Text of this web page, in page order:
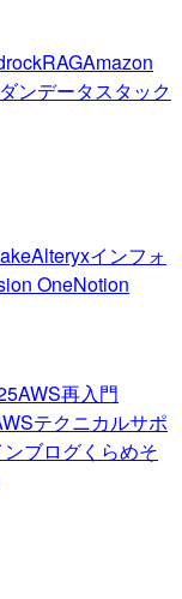
RAGAmazon
ンデータスタック
Alteryxインフォ
OneNotion
AWS再入門
テクニカルサポ
ンブログくらめそ